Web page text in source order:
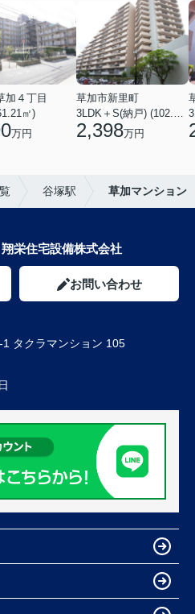
加４丁目
㎡)
万円
草加市新里町
2,398万円
谷塚駅 草加マンション
栄住宅設備株式会社
お問い合わせ
タクラマンション 105